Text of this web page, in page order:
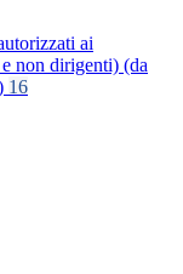
ai
non dirigenti) (da
16